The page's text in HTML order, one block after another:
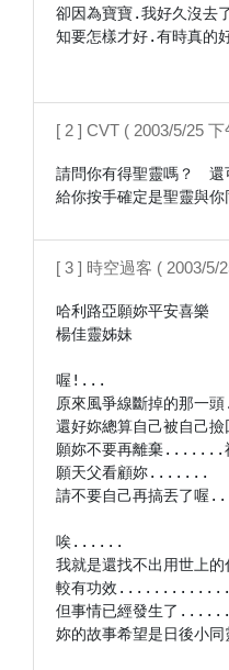
卻因為寶寶.我好久沒去
知要怎樣才好.有時真的
[ 2 ] CVT ( 2003/5/25
請問你有得聖靈嗎？　
給你按手確定是聖靈與你
[ 3 ] 時空過客 ( 2003/5/
哈利路亞願妳平安喜樂
楊佳靈姊妹
喔!...
原來風爭線斷掉的
還好妳總算自己被自
願妳不要再離棄
願天父看顧妳.......
請不要自己再搞丟
唉......
我就是還找不出用世上
較有功效
但事情已經發生了
妳的故事希望是日後小